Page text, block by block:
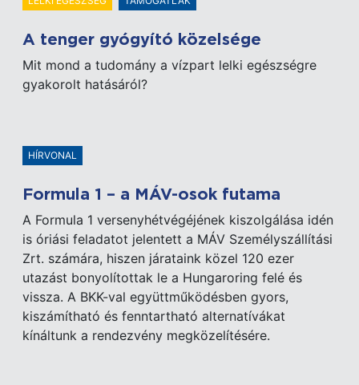
A tenger gyógyító közelsége
Mit mond a tudomány a vízpart lelki egészségre
gyakorolt hatásáról?
HÍRVONAL
Formula 1 – a MÁV-osok futama
A Formula 1 versenyhétvégéjének kiszolgálása idén
is óriási feladatot jelentett a MÁV Személyszállítási
Zrt. számára, hiszen járataink közel 120 ezer
utazást bonyolítottak le a Hungaroring felé és
vissza. A BKK-val együttműködésben gyors,
kiszámítható és fenntartható alternatívákat
kínáltunk a rendezvény megközelítésére.